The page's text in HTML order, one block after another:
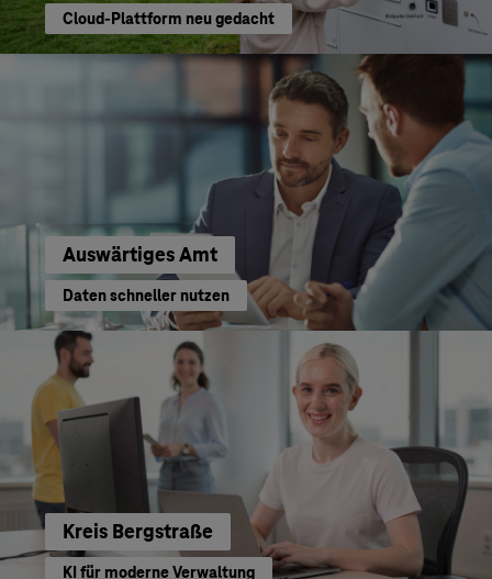
Cloud-Plattform neu gedacht
Auswärtiges Amt
Daten schneller nutzen
Kreis Bergstraße
KI für moderne Verwaltung